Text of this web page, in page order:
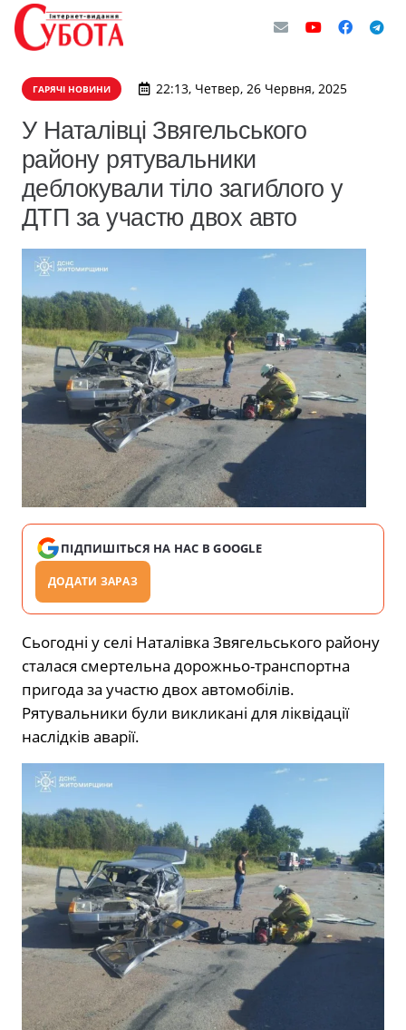
ГАРЯЧІ НОВИНИ 22:13, Четвер, 26 Червня, 2025
У Наталівці Звягельського
району рятувальники
деблокували тіло загиблого у
ДТП за участю двох авто
ПІДПИШІТЬСЯ НА НАС В GOOGLE
ДОДАТИ ЗАРАЗ
Сьогодні у селі Наталівка Звягельського району
сталася смертельна дорожньо-транспортна
пригода за участю двох автомобілів.
Рятувальники були викликані для ліквідації
наслідків аварії.